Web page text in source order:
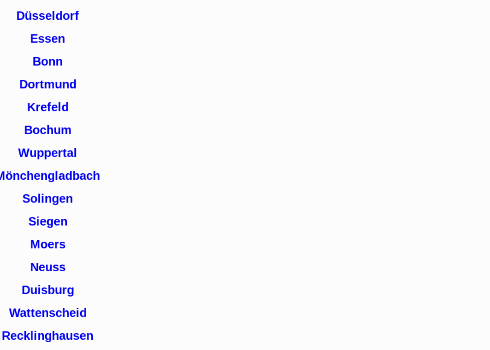
Düsseldorf
Essen
Bonn
Dortmund
Krefeld
Bochum
Wuppertal
Solingen
Siegen
Moers
Neuss
Duisburg
Wattenscheid
Recklinghausen